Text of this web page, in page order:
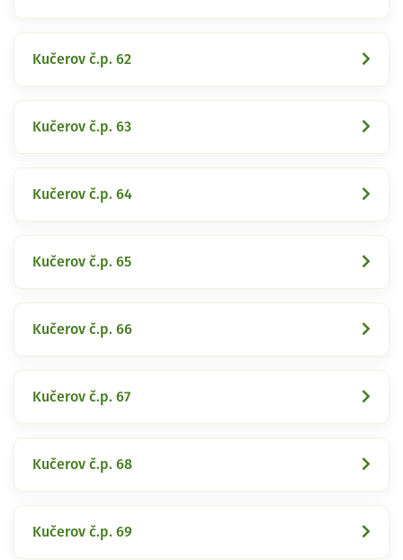
Kučerov č.p. 62
Kučerov č.p. 63
Kučerov č.p. 64
Kučerov č.p. 65
Kučerov č.p. 66
Kučerov č.p. 67
Kučerov č.p. 68
Kučerov č.p. 69